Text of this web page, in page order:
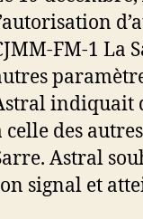
FM-1 La
indiquait
celle des
Astral
signal et